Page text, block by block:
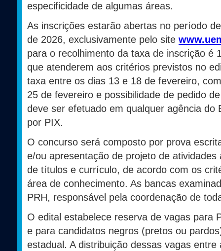
especificidade de algumas áreas.
As inscrições estarão abertas no período
de 2026, exclusivamente pelo site
para o recolhimento da taxa de inscrição é
que atenderem aos critérios previstos no
taxa entre os dias 13 e 18 de fevereiro,
25 de fevereiro e possibilidade de pedido
deve ser efetuado em qualquer agência do
por PIX.
O concurso será composto por prova
e/ou apresentação de projeto de
de títulos e currículo, de acordo com os
área de conhecimento. As bancas
PRH, responsável pela coordenação de
O edital estabelece reserva de vagas para
e para candidatos negros (pretos ou
estadual. A distribuição dessas vagas